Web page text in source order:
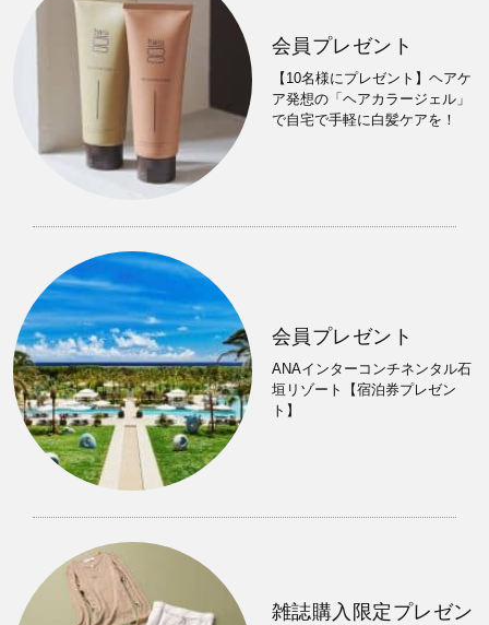
会員プレゼント
【10名様にプレゼント】ヘアケ
ア発想の「ヘアカラージェル」
で自宅で手軽に白髪ケアを！
会員プレゼント
ANAインターコンチネンタル石
垣リゾート【宿泊券プレゼン
ト】
雑誌購入限定プレゼン